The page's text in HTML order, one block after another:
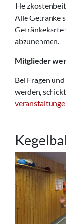
Alle Getränke
Getränkekarte
abzunehmen.
Mitglieder
Bei Fragen
werden,